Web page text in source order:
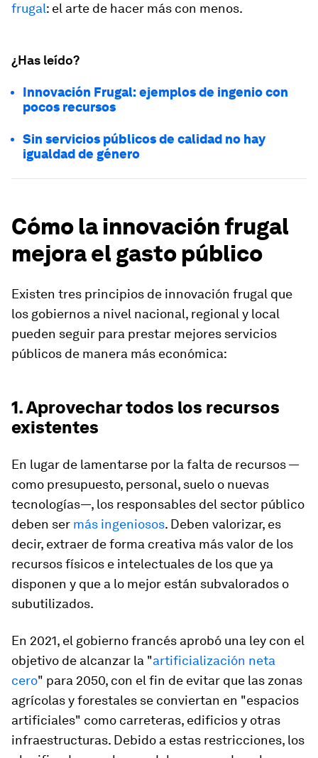
frugal: el arte de hacer más con menos.
¿Has leído?
Innovación Frugal: ejemplos de ingenio con
pocos recursos
Sin servicios públicos de calidad no hay
igualdad de género
Cómo la innovación frugal
mejora el gasto público
Existen tres principios de innovación frugal que
los gobiernos a nivel nacional, regional y local
pueden seguir para prestar mejores servicios
públicos de manera más económica:
1. Aprovechar todos los recursos
existentes
En lugar de lamentarse por la falta de recursos —
como presupuesto, personal, suelo o nuevas
tecnologías—, los responsables del sector público
deben ser más ingeniosos. Deben valorizar, es
decir, extraer de forma creativa más valor de los
recursos físicos e intelectuales de los que ya
disponen y que a lo mejor están subvalorados o
subutilizados.
En 2021, el gobierno francés aprobó una ley con el
objetivo de alcanzar la "artificialización neta
cero" para 2050, con el fin de evitar que las zonas
agrícolas y forestales se conviertan en "espacios
artificiales" como carreteras, edificios y otras
infraestructuras. Debido a estas restricciones, los